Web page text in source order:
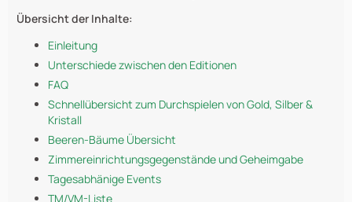
Übersicht der Inhalte:
Einleitung
Unterschiede zwischen den Editionen
FAQ
Schnellübersicht zum Durchspielen von Gold, Silber &
Kristall
Beeren-Bäume Übersicht
Zimmereinrichtungsgegenstände und Geheimgabe
Tagesabhänige Events
TM/VM-Liste